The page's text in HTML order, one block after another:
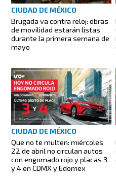
CIUDAD DE MÉXICO
Brugada va contra reloj: obras
de movilidad estarán listas
durante la primera semana de
mayo
CIUDAD DE MÉXICO
Que no te multen: miércoles
22 de abril no circulan autos
con engomado rojo y placas 3
y 4 en CDMX y Edomex